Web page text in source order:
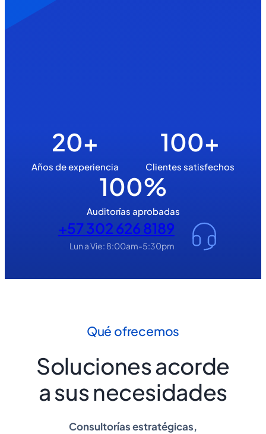
20+
Años de experiencia
100+
Clientes satisfechos
100%
Auditorías aprobadas
+57 302 626 8189
Lun a Vie: 8:00am-5:30pm
Qué ofrecemos
Soluciones acorde
a sus necesidades
Consultorías estratégicas,